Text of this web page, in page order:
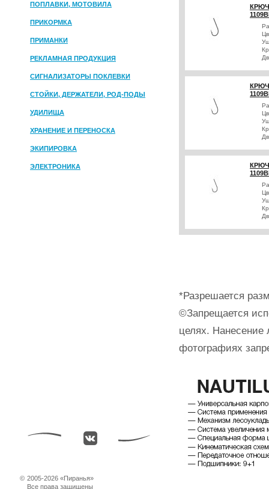
ПОПЛАВКИ, МОТОВИЛА
ПРИКОРМКА
ПРИМАНКИ
РЕКЛАМНАЯ ПРОДУКЦИЯ
СИГНАЛИЗАТОРЫ ПОКЛЕВКИ
СТОЙКИ, ДЕРЖАТЕЛИ, РОД-ПОДЫ
УДИЛИЩА
ХРАНЕНИЕ И ПЕРЕНОСКА
ЭКИПИРОВКА
ЭЛЕКТРОНИКА
*Разрешается
©Запрещается
целях. Нанесение
фотографиях
© 2005-2026 «Пиранья»
Все права защищены